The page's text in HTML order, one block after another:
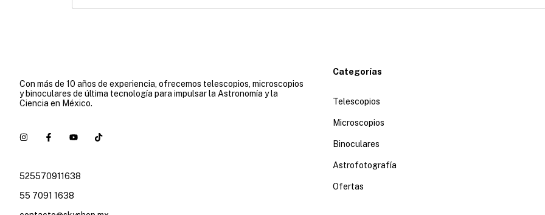
Con más de 10 años de experiencia, ofrecemos telescopios, microscopios
y binoculares de última tecnología para impulsar la Astronomía y la
Ciencia en México.
525570911638
55 7091 1638
Categorías
Telescopios
Microscopios
Binoculares
Astrofotografía
Ofertas